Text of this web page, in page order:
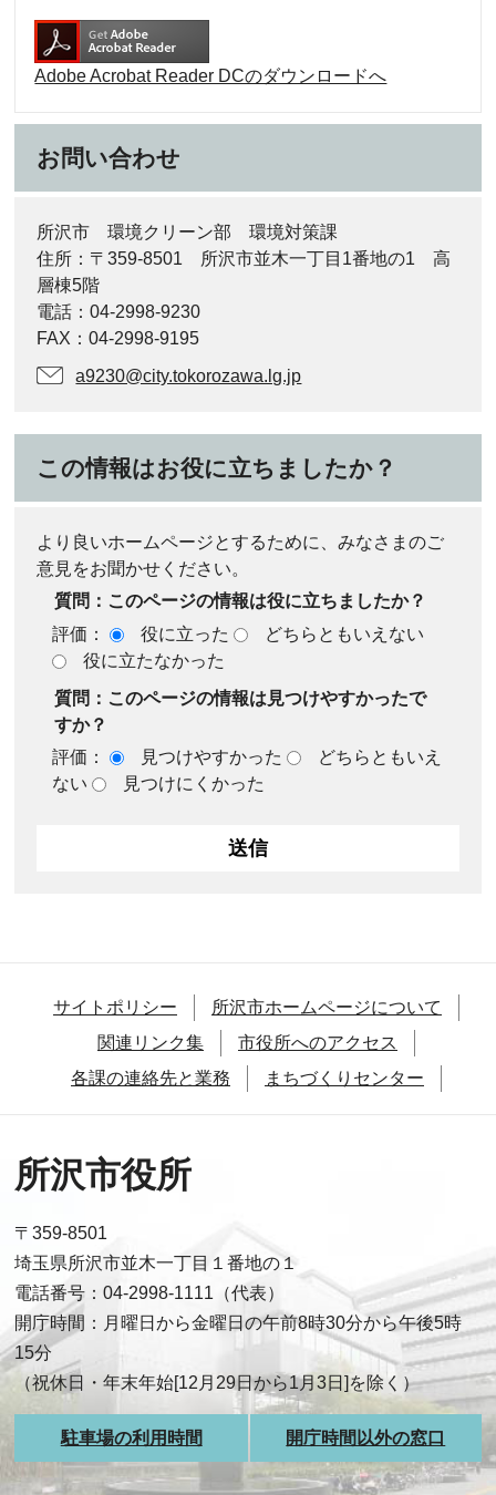
Adobe Acrobat Reader DCのダウンロードへ
お問い合わせ
所沢市 環境クリーン部 環境対策課
住所：〒359-8501 所沢市並木一丁目1番地の1 高
層棟5階
電話：04-2998-9230
FAX：04-2998-9195
a9230@city.tokorozawa.lg.jp
この情報はお役に立ちましたか？
より良いホームページとするために、みなさまのご
意見をお聞かせください。
質問：このページの情報は役に立ちましたか？
評価：
役に立った
どちらともいえない
役に立たなかった
質問：このページの情報は見つけやすかったで
すか？
評価：
見つけやすかった
どちらともいえ
ない
見つけにくかった
サイトポリシー
所沢市ホームページについて
関連リンク集
市役所へのアクセス
各課の連絡先と業務
まちづくりセンター
所沢市役所
〒359-8501
埼玉県所沢市並木一丁目１番地の１
電話番号：04-2998-1111（代表）
開庁時間：月曜日から金曜日の午前8時30分から午後5時
15分
（祝休日・年末年始[12月29日から1月3日]を除く）
駐車場の利用時間 開庁時間以外の窓口